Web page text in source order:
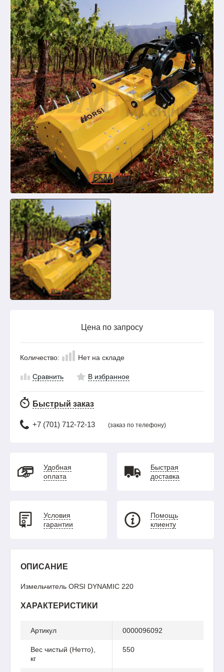
Цена по запросу
Количество: Нет на складе
Сравнить В избранное
Быстрый заказ
+7 (701) 712-72-13 (заказ по телефону)
Удобная
оплата
Быстрая
доставка
Условия
гарантии
Помощь
клиенту
ОПИСАНИЕ
Измельчитель ORSI DYNAMIC 220
ХАРАКТЕРИСТИКИ
Артикул 0000096092
Вес чистый (Нетто),
кг
550